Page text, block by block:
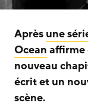
Après une
Ocean affirme
nouveau
écrit et un
scène.